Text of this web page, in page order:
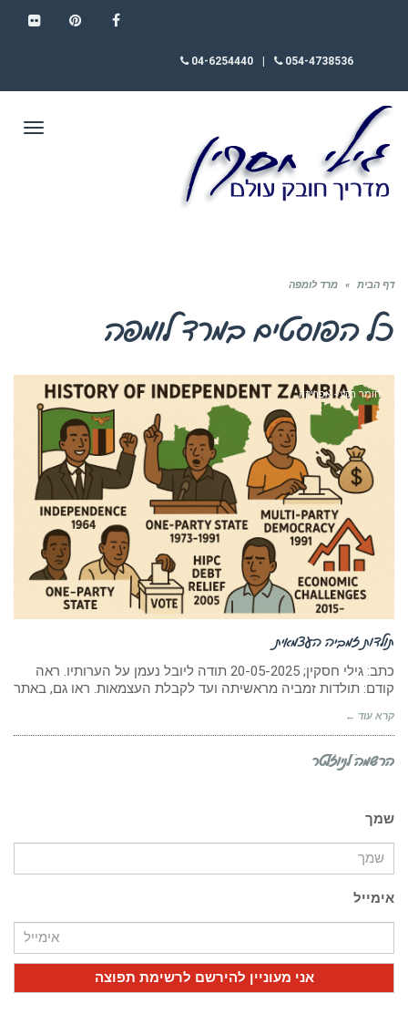
054-4738536
04-6254440
דף הבית » מרד לומפה
כל הפוסטים במרד לומפה
חומר רקע - אפריקה
תולדות זמביה העצמאית
כתב: גילי חסקין; 20-05-2025 תודה ליובל נעמן על הערותיו. ראה
קודם: תולדות זמביה מראשיתה ועד לקבלת העצמאות. ראו גם, באתר
קרא עוד ←
הרשמה לניוזלטר
שמך
אימייל